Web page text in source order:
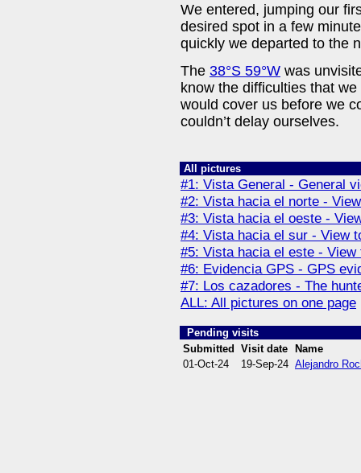
We entered, jumping our
desired spot in a few
quickly we departed to the
The 38°S 59°W was
know the difficulties that
would cover us before we
couldn’t delay ourselves.
All pictures
#1: Vista General - General
#2: Vista hacia el norte -
#3: Vista hacia el oeste -
#4: Vista hacia el sur - View
#5: Vista hacia el este - View
#6: Evidencia GPS - GPS
#7: Los cazadores - The
ALL: All pictures on one page
Pending visits
Submitted
Visit date
Name
01-Oct-24
19-Sep-24 Alejandro